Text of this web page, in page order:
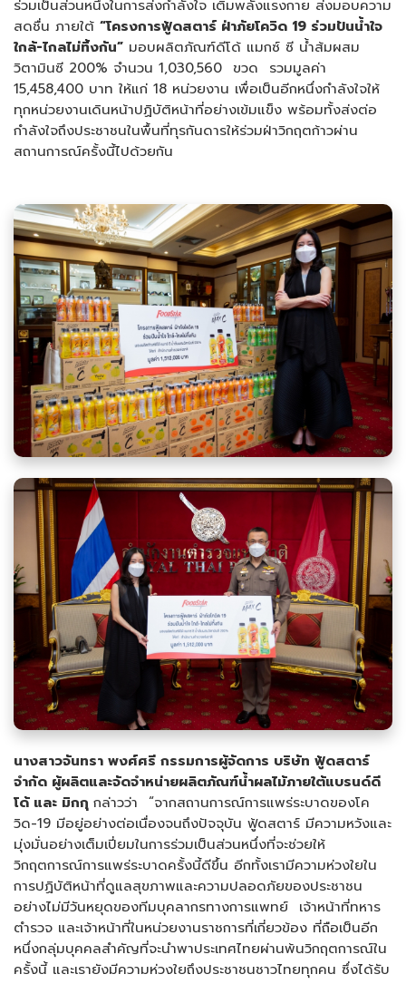
ร่วมเป็นส่วนหนึ่งในการส่งกำลังใจ เติมพลังแรงกาย ส่งมอบความ
สดชื่น ภายใต้ “โครงการฟู้ดสตาร์ ฝ่าภัยโควิด 19 ร่วมปันน้ำใจ
ใกล้-ไกลไม่ทิ้งกัน” มอบผลิตภัณฑ์ดีโด้ แมกซ์ ซี น้ำส้มผสม
วิตามินซี 200% จำนวน 1,030,560 ขวด รวมมูลค่า
15,458,400 บาท ให้แก่ 18 หน่วยงาน เพื่อเป็นอีกหนึ่งกำลังใจให้
ทุกหน่วยงานเดินหน้าปฏิบัติหน้าที่อย่างเข้มแข็ง พร้อมทั้งส่งต่อ
กำลังใจถึงประชาชนในพื้นที่ทุรกันดารให้ร่วมฝ่าวิกฤตก้าวผ่าน
สถานการณ์ครั้งนี้ไปด้วยกัน
นางสาวจันทรา พงศ์ศรี กรรมการผู้จัดการ บริษัท ฟู้ดสตาร์
จำกัด ผู้ผลิตและจัดจำหน่ายผลิตภัณฑ์น้ำผลไม้ภายใต้แบรนด์ดี
โด้ และ มิกกุ กล่าวว่า “จากสถานการณ์การแพร่ระบาดของโค
วิด-19 มีอยู่อย่างต่อเนื่องจนถึงปัจจุบัน ฟู้ดสตาร์ มีความหวังและ
มุ่งมั่นอย่างเต็มเปี่ยมในการร่วมเป็นส่วนหนึ่งที่จะช่วยให้
วิกฤตการณ์การแพร่ระบาดครั้งนี้ดีขึ้น อีกทั้งเรามีความห่วงใยใน
การปฏิบัติหน้าที่ดูแลสุขภาพและความปลอดภัยของประชาชน
อย่างไม่มีวันหยุดของทีมบุคลากรทางการแพทย์ เจ้าหน้าที่ทหาร
ตำรวจ และเจ้าหน้าที่ในหน่วยงานราชการที่เกี่ยวข้อง ที่ถือเป็นอีก
หนึ่งกลุ่มบุคคลสำคัญที่จะนำพาประเทศไทยผ่านพ้นวิกฤตการณ์ใน
ครั้งนี้ และเรายังมีความห่วงใยถึงประชาชนชาวไทยทุกคน ซึ่งได้รับ